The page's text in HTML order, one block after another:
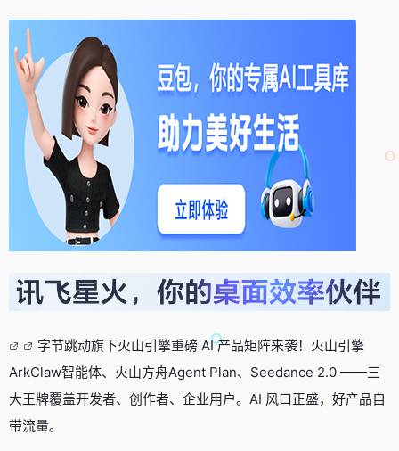
字节跳动旗下火山引擎重磅 AI 产品矩阵来袭！火山引擎
ArkClaw智能体、火山方舟Agent Plan、Seedance 2.0 ——三
大王牌覆盖开发者、创作者、企业用户。AI 风口正盛，好产品自
带流量。